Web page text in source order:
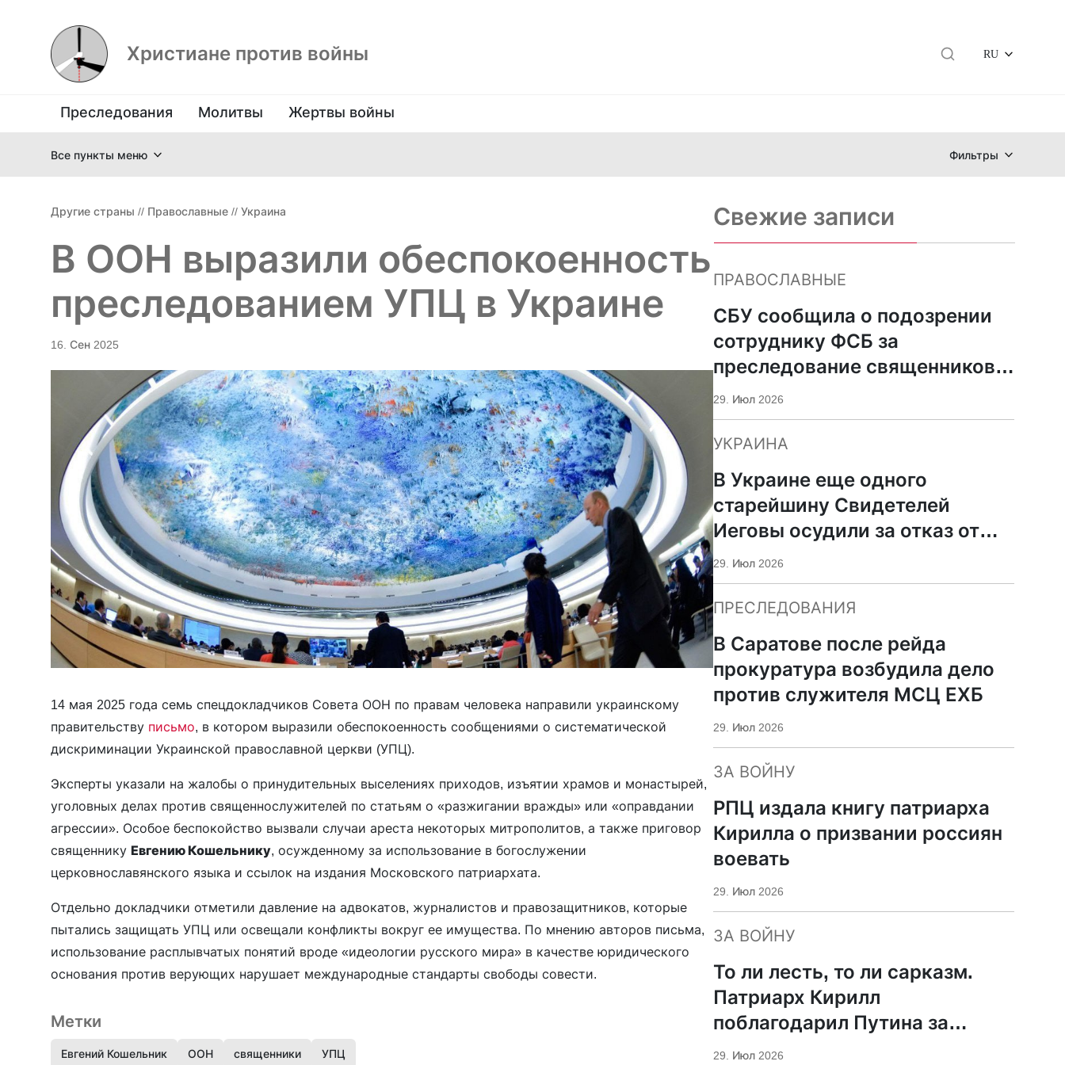
Христиане против войны RU
Преследования Молитвы Жертвы войны
Все пункты меню Фильтры
Другие страны // Православные // Украина
В ООН выразили обеспокоенность
преследованием УПЦ в Украине
16. Сен 2025
14 мая 2025 года семь спецдокладчиков Совета ООН по правам человека направили украинскому
правительству письмо, в котором выразили обеспокоенность сообщениями о систематической
дискриминации Украинской православной церкви (УПЦ).
Эксперты указали на жалобы о принудительных выселениях приходов, изъятии храмов и монастырей,
уголовных делах против священнослужителей по статьям о «разжигании вражды» или «оправдании
агрессии». Особое беспокойство вызвали случаи ареста некоторых митрополитов, а также приговор
священнику Евгению Кошельнику, осужденному за использование в богослужении
церковнославянского языка и ссылок на издания Московского патриархата.
Отдельно докладчики отметили давление на адвокатов, журналистов и правозащитников, которые
пытались защищать УПЦ или освещали конфликты вокруг ее имущества. По мнению авторов письма,
использование расплывчатых понятий вроде «идеологии русского мира» в качестве юридического
основания против верующих нарушает международные стандарты свободы совести.
Метки
Евгений Кошельник ООН священники УПЦ
Свежие записи
ПРАВОСЛАВНЫЕ
СБУ сообщила о подозрении
сотруднику ФСБ за
преследование священников
ПЦУ
29. Июл 2026
УКРАИНА
В Украине еще одного
старейшину Свидетелей
Иеговы осудили за отказ от
мобилизации
29. Июл 2026
ПРЕСЛЕДОВАНИЯ
В Саратове после рейда
прокуратура возбудила дело
против служителя МСЦ ЕХБ
29. Июл 2026
ЗА ВОЙНУ
РПЦ издала книгу патриарха
Кирилла о призвании россиян
воевать
29. Июл 2026
ЗА ВОЙНУ
То ли лесть, то ли сарказм.
Патриарх Кирилл
поблагодарил Путина за
защиту суверенитета и
29. Июл 2026